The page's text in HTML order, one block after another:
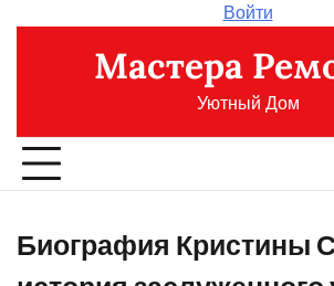
содержимому
Войти
Мастера
Уютный Дом
Биография Кристины